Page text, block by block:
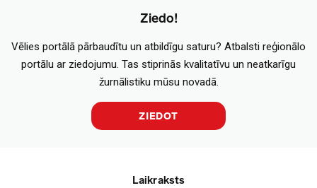
Ziedo!
Vēlies portālā pārbaudītu un atbildīgu saturu? Atbalsti reģionālo
portālu ar ziedojumu. Tas stiprinās kvalitatīvu un neatkarīgu
žurnālistiku mūsu novadā.
ZIEDOT
Laikraksts